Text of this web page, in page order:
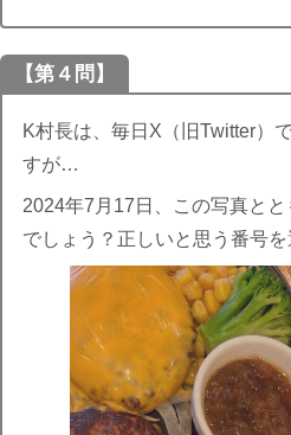
【第４問】
K村長は、毎日X（旧Twitter）
すが…
2024年7月17日、この写真と
でしょう？正しいと思う番号を